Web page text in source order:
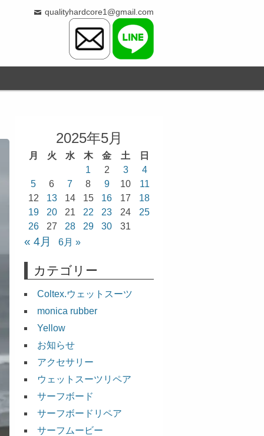
qualityhardcore1@gmail.com
2025年5月
月 火 水 木 金 土
日
1
2 3
4
5
6 7 8 9 10
11
12
13 14 15 16 17
18
19
20 21 22 23 24
25
26
27 28 29 30 31
« 4月 6月 »
カテゴリー
Coltex.ウェットスーツ
monica rubber
Yellow
お知らせ
アクセサリー
ウェットスーツリペア
サーフボード
サーフボードリペア
サーフムービー